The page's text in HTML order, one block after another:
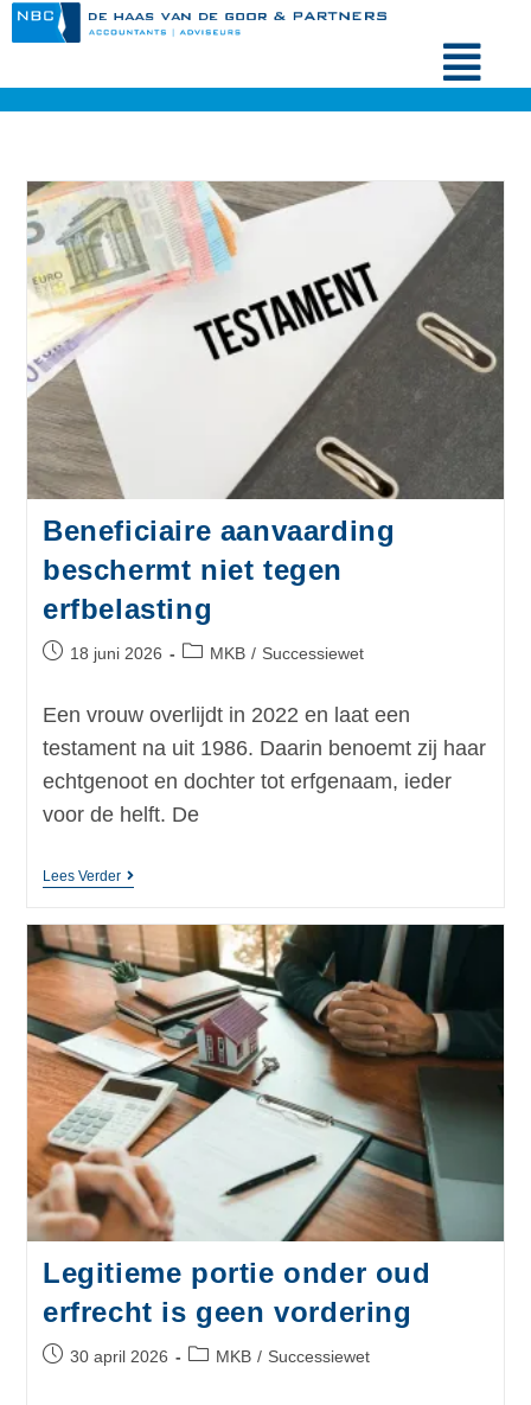
Beneficiaire aanvaarding
beschermt niet tegen
erfbelasting
18 juni 2026 MKB / Successiewet
Een vrouw overlijdt in 2022 en laat een
testament na uit 1986. Daarin benoemt zij haar
echtgenoot en dochter tot erfgenaam, ieder
voor de helft. De
Lees Verder
Legitieme portie onder oud
erfrecht is geen vordering
30 april 2026 MKB / Successiewet